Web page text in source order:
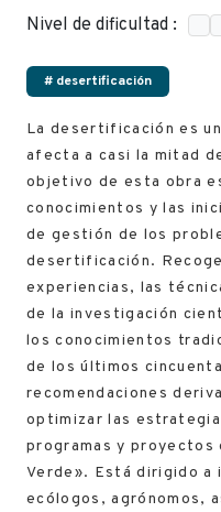
Nivel de dificultad :
# desertificación
La desertificación es
afecta a casi la mitad
objetivo de esta obra
conocimientos y las
de gestión de los
desertificación.
experiencias, las
de la investigación
los conocimientos
de los últimos
recomendaciones
optimizar las
programas y proyectos
Verde». Está dirigido
ecólogos, agrónomos,